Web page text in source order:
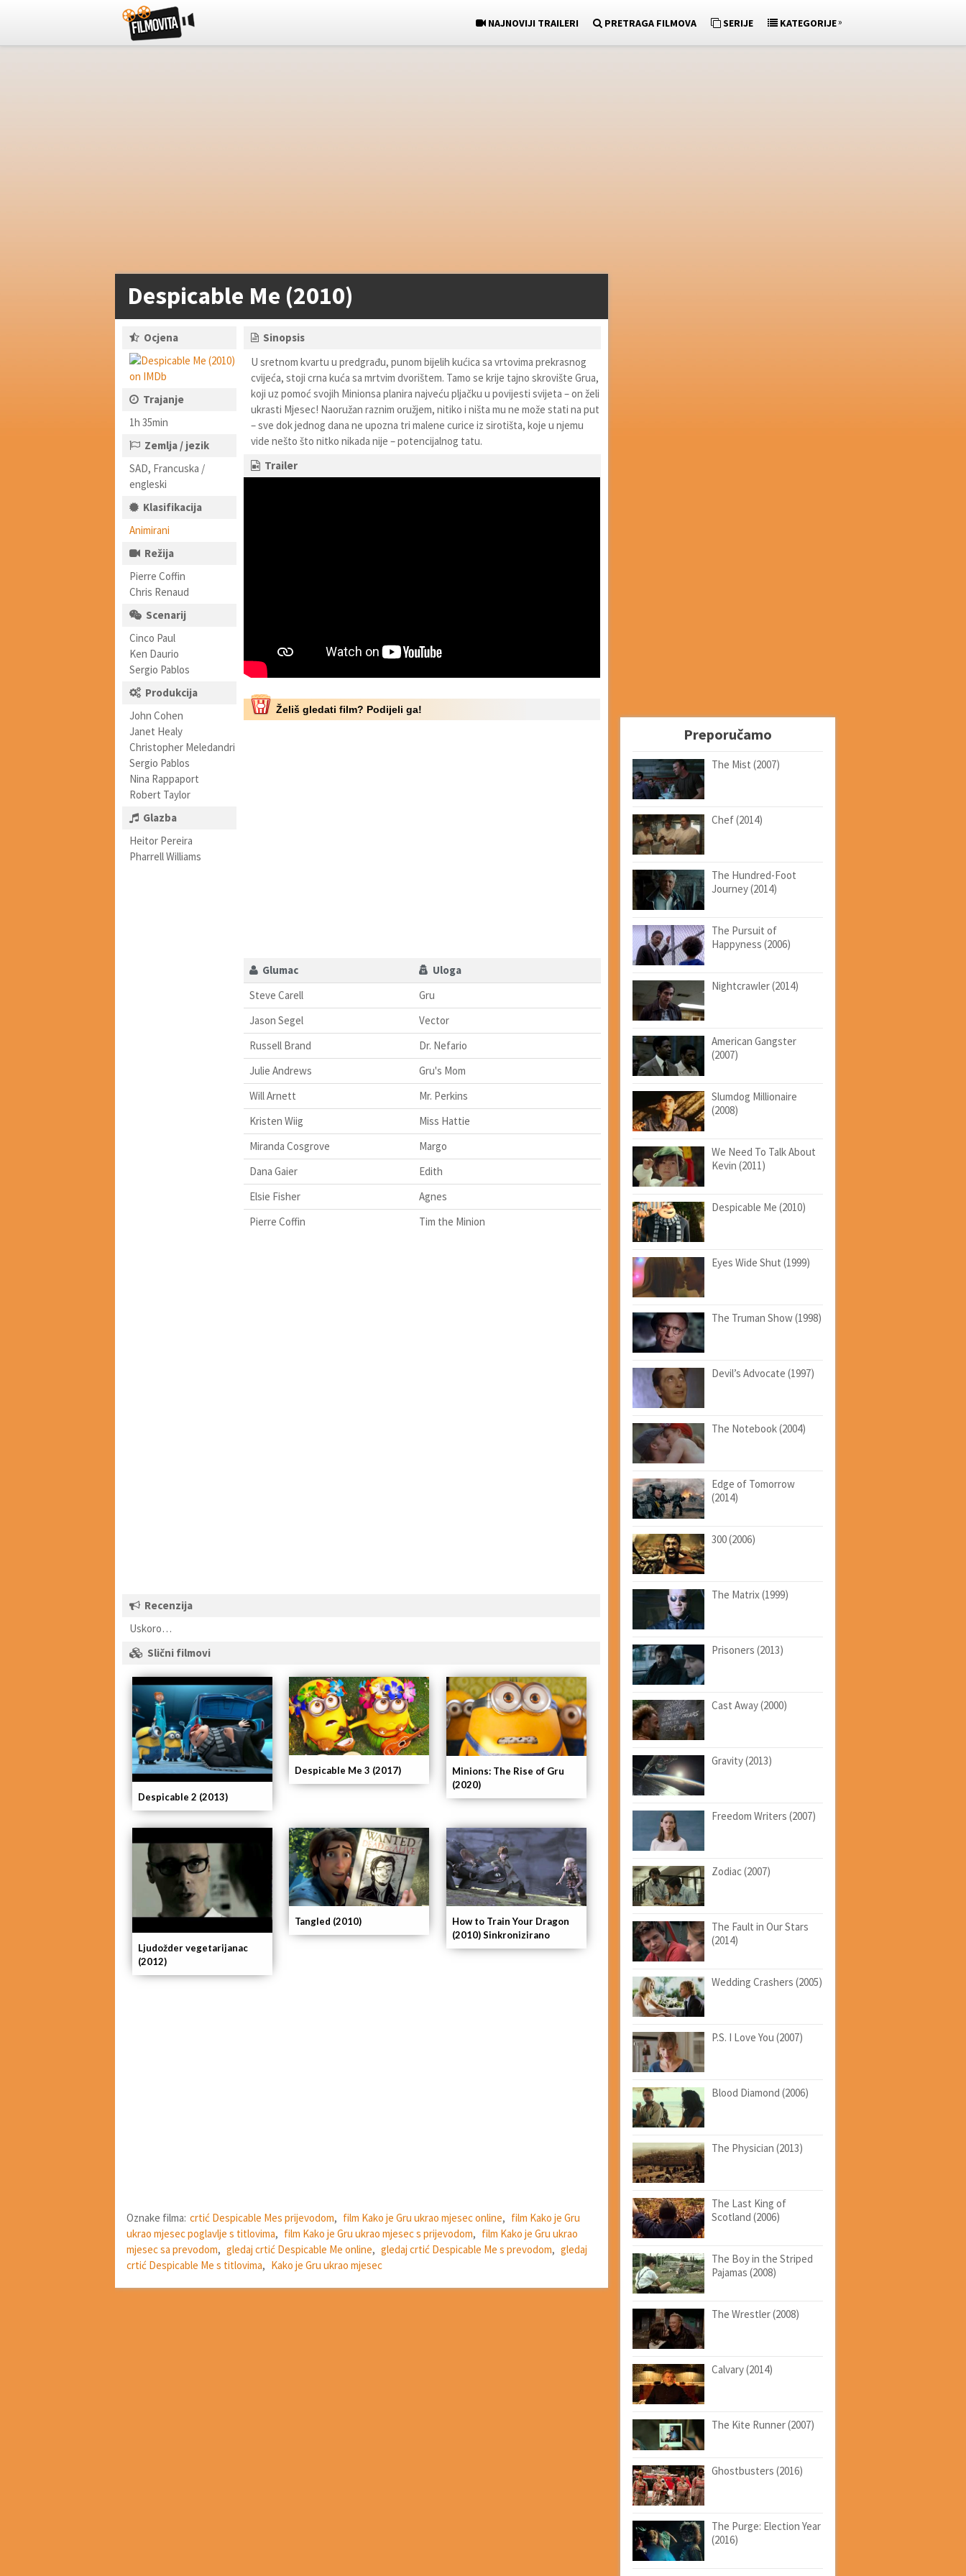
NAJNOVIJI TRAILERI PRETRAGA FILMOVA SERIJE KATEGORIJE»
Despicable Me (2010)
Ocjena
Trajanje
1h 35min
Zemlja / jezik
SAD, Francuska /
engleski
Klasifikacija
Animirani
Režija
Pierre Coffin
Chris Renaud
Scenarij
Cinco Paul
Ken Daurio
Sergio Pablos
Produkcija
John Cohen
Janet Healy
Christopher Meledandri
Sergio Pablos
Nina Rappaport
Robert Taylor
Glazba
Heitor Pereira
Pharrell Williams
Sinopsis
U sretnom kvartu u predgrađu, punom bijelih kućica sa vrtovima prekrasnog
cvijeća, stoji crna kuća sa mrtvim dvorištem. Tamo se krije tajno skrovište Grua,
koji uz pomoć svojih Minionsa planira najveću pljačku u povijesti svijeta – on želi
ukrasti Mjesec! Naoružan raznim oružjem, nitiko i ništa mu ne može stati na put
– sve dok jednog dana ne upozna tri malene curice iz sirotišta, koje u njemu
vide nešto što nitko nikada nije – potencijalnog tatu.
Trailer
Želiš gledati film? Podijeli ga!
Glumac
Uloga
Steve Carell
Gru
Jason Segel
Vector
Russell Brand
Dr. Nefario
Julie Andrews
Gru's Mom
Will Arnett
Mr. Perkins
Kristen Wiig
Miss Hattie
Miranda Cosgrove
Margo
Dana Gaier
Edith
Elsie Fisher
Agnes
Pierre Coffin
Tim the Minion
Recenzija
Uskoro…
Slični filmovi
Despicable Me 3 (2017)
Despicable 2 (2013)
How to Train Your Dragon
(2010) Sinkronizirano
Tangled (2010)
Ljudožder vegetarijanac
(2012)
Minions: The Rise of Gru
(2020)
Oznake filma: crtić Despicable Mes prijevodom, film Kako je Gru ukrao mjesec online, film Kako je Gru
ukrao mjesec poglavlje s titlovima, film Kako je Gru ukrao mjesec s prijevodom, film Kako je Gru ukrao
mjesec sa prevodom, gledaj crtić Despicable Me online, gledaj crtić Despicable Me s prevodom, gledaj
crtić Despicable Me s titlovima, Kako je Gru ukrao mjesec
Preporučamo
The Mist (2007)
Chef (2014)
The Hundred-Foot
Journey (2014)
The Pursuit of
Happyness (2006)
Nightcrawler (2014)
American Gangster
(2007)
Slumdog Millionaire
(2008)
We Need To Talk About
Kevin (2011)
Despicable Me (2010)
Eyes Wide Shut (1999)
The Truman Show (1998)
Devil’s Advocate (1997)
The Notebook (2004)
Edge of Tomorrow
(2014)
300 (2006)
The Matrix (1999)
Prisoners (2013)
Cast Away (2000)
Gravity (2013)
Freedom Writers (2007)
Zodiac (2007)
The Fault in Our Stars
(2014)
Wedding Crashers (2005)
P.S. I Love You (2007)
Blood Diamond (2006)
The Physician (2013)
The Last King of
Scotland (2006)
The Boy in the Striped
Pajamas (2008)
The Wrestler (2008)
Calvary (2014)
The Kite Runner (2007)
Ghostbusters (2016)
The Purge: Election Year
(2016)